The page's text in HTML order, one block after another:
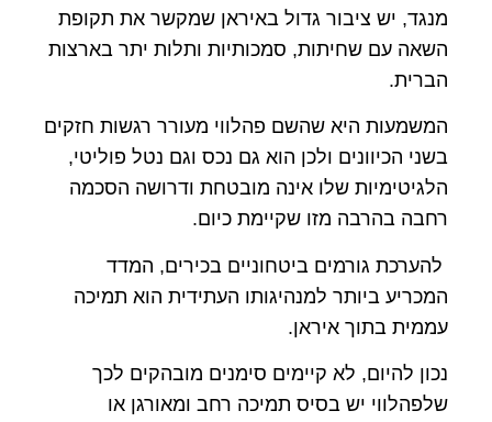
מנגד, יש ציבור גדול באיראן שמקשר את תקופת
השאה עם שחיתות, סמכותיות ותלות יתר בארצות
הברית.
המשמעות היא שהשם פהלווי מעורר רגשות חזקים
בשני הכיוונים ולכן הוא גם נכס וגם נטל פוליטי,
הלגיטימיות שלו אינה מובטחת ודרושה הסכמה
רחבה בהרבה מזו שקיימת כיום.
להערכת גורמים ביטחוניים בכירים, המדד
המכריע ביותר למנהיגותו העתידית הוא תמיכה
עממית בתוך איראן.
נכון להיום, לא קיימים סימנים מובהקים לכך
שלפהלווי יש בסיס תמיכה רחב ומאורגן או